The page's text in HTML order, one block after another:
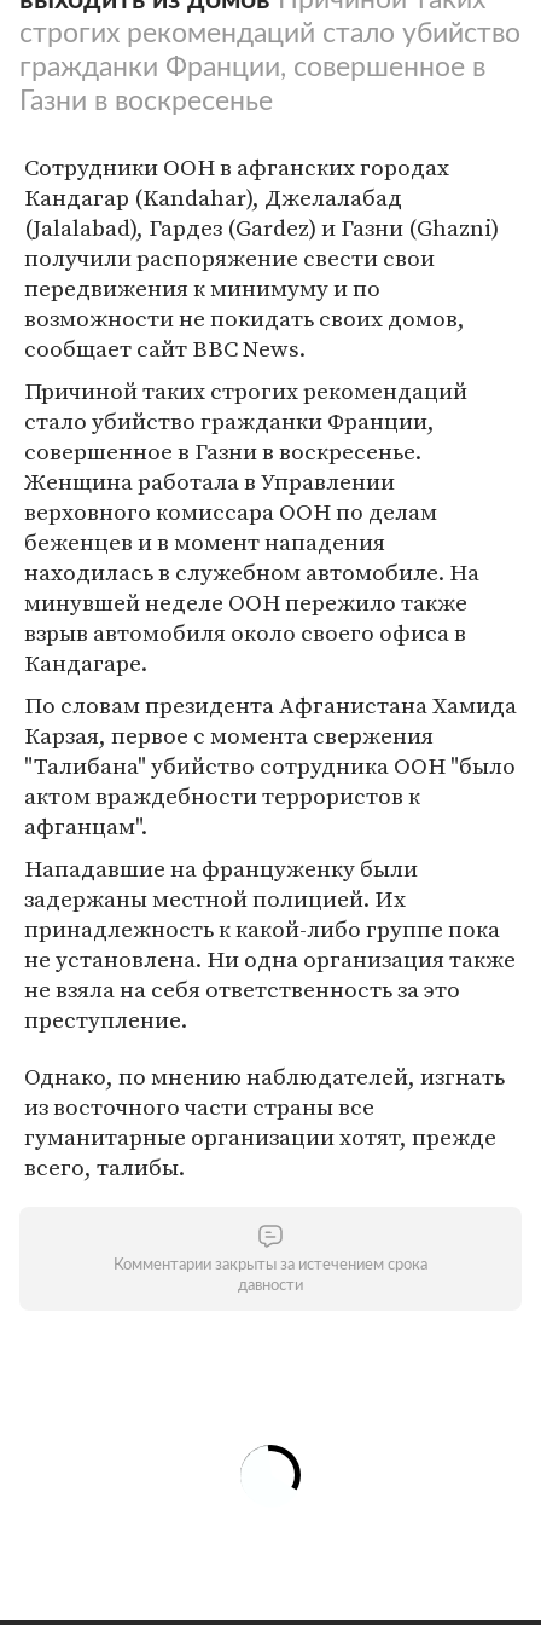
строгих рекомендаций стало убийство
гражданки Франции, совершенное в
Газни в воскресенье
Сотрудники ООН в афганских городах
Кандагар (Kandahar), Джелалабад
(Jalalabad), Гардез (Gardez) и Газни (Ghazni)
получили распоряжение свести свои
передвижения к минимуму и по
возможности не покидать своих домов,
сообщает сайт BBC News.
Причиной таких строгих рекомендаций
стало убийство гражданки Франции,
совершенное в Газни в воскресенье.
Женщина работала в Управлении
верховного комиссара ООН по делам
беженцев и в момент нападения
находилась в служебном автомобиле. На
минувшей неделе ООН пережило также
взрыв автомобиля около своего офиса в
Кандагаре.
По словам президента Афганистана Хамида
Карзая, первое с момента свержения
"Талибана" убийство сотрудника ООН "было
актом враждебности террористов к
афганцам".
Нападавшие на француженку были
задержаны местной полицией. Их
принадлежность к какой-либо группе пока
не установлена. Ни одна организация также
не взяла на себя ответственность за это
преступление.
Однако, по мнению наблюдателей, изгнать
из восточного части страны все
гуманитарные организации хотят, прежде
всего, талибы.
Комментарии закрыты за истечением срока
давности